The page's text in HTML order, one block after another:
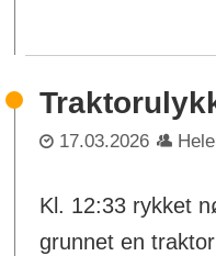
17.03.2026
Kl. 12:33 rykket
grunnet en